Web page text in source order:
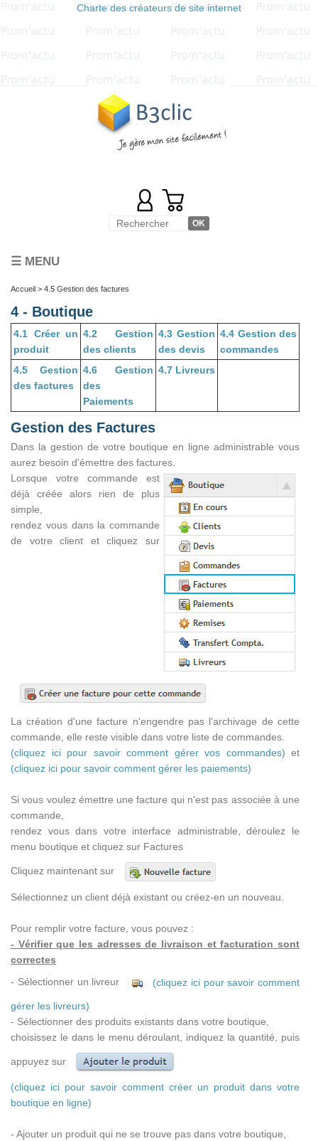
Charte des créateurs de site internet
☰ MENU
Accueil > 4.5 Gestion des factures
4 - Boutique
4.1 Créer un
produit
4.2 Gestion
des clients
4.3 Gestion
des devis
4.4 Gestion des
commandes
4.5 Gestion
des factures
4.6 Gestion
des
Paiements
4.7 Livreurs
Gestion des Factures
Dans la gestion de votre boutique en ligne administrable vous
aurez besoin d'émettre des factures.
Lorsque votre commande est
déjà créée alors rien de plus
simple,
rendez vous dans la commande
de votre client et cliquez sur
La création d'une facture n'engendre pas l'archivage de cette
commande, elle reste visible dans votre liste de commandes.
(cliquez ici pour savoir comment gérer vos commandes) et
(cliquez ici pour savoir comment gérer les paiements)
Si vous voulez émettre une facture qui n'est pas associée à une
commande,
rendez vous dans votre interface administrable, déroulez le
menu boutique et cliquez sur Factures
Cliquez maintenant sur
Sélectionnez un client déjà existant ou créez-en un nouveau.
Pour remplir votre facture, vous pouvez :
- Vérifier que les adresses de livraison et facturation sont
correctes
- Sélectionner un livreur
(cliquez ici pour savoir comment
gérer les livreurs)
- Sélectionner des produits existants dans votre boutique,
choisissez le dans le menu déroulant, indiquez la quantité, puis
appuyez sur
(cliquez ici pour savoir comment créer un produit dans votre
boutique en ligne)
- Ajouter un produit qui ne se trouve pas dans votre boutique,